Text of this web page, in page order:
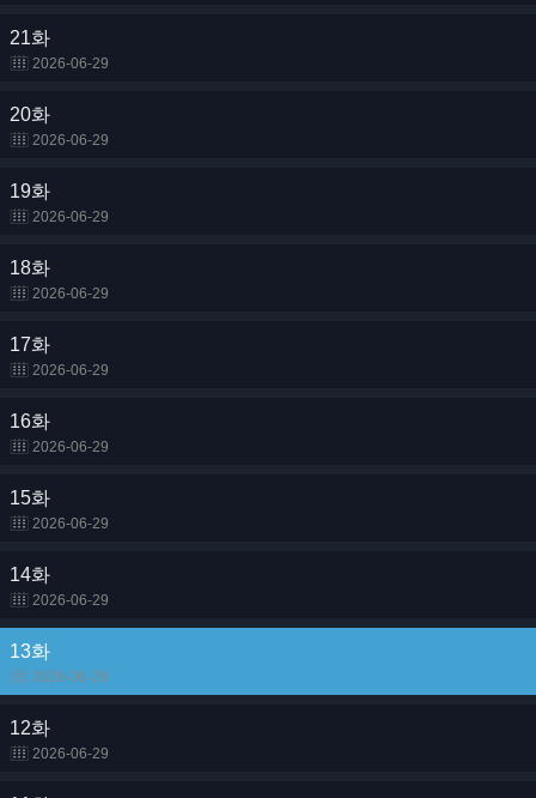
21화
2026-06-29
20화
2026-06-29
19화
2026-06-29
18화
2026-06-29
17화
2026-06-29
16화
2026-06-29
15화
2026-06-29
14화
2026-06-29
13화
2026-06-29
12화
2026-06-29